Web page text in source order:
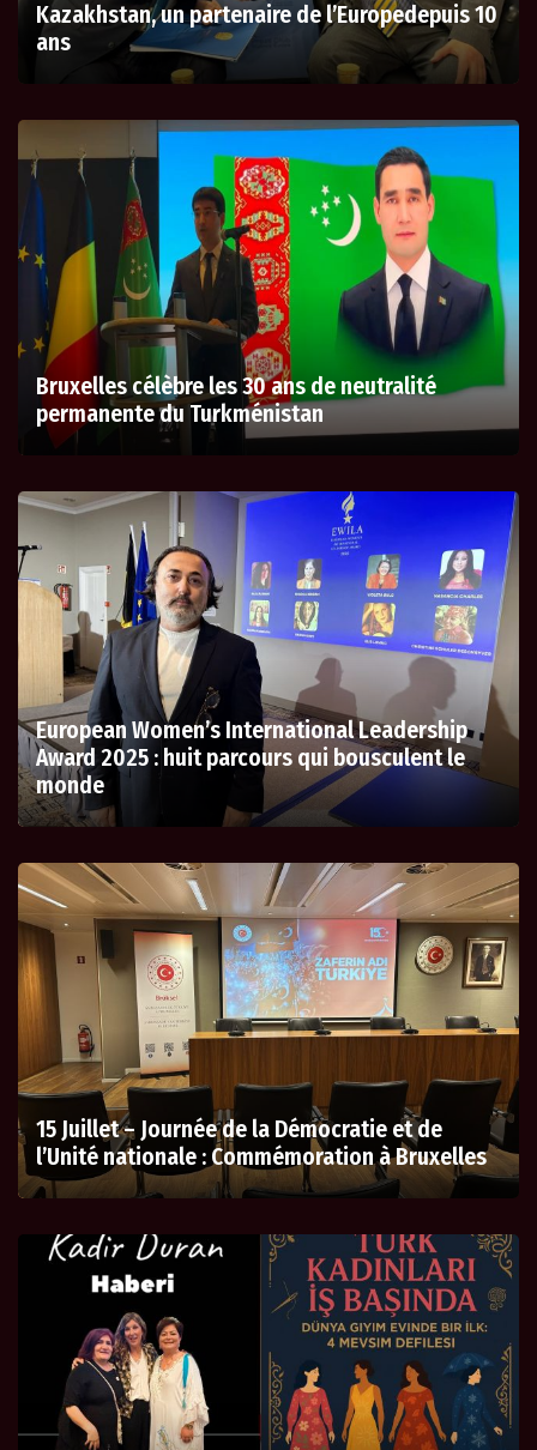
Kazakhstan, un partenaire de l’Europedepuis 10
ans
Bruxelles célèbre les 30 ans de neutralité
permanente du Turkménistan
European Women’s International Leadership
Award 2025 : huit parcours qui bousculent le
monde
15 Juillet – Journée de la Démocratie et de
l’Unité nationale : Commémoration à Bruxelles